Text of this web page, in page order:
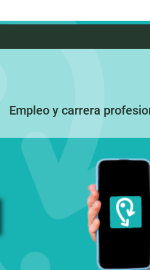
Empleo y carrera